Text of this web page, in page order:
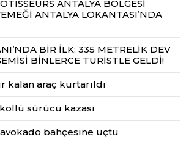
ANTALYA BÖLGESİ
ANTALYA LOKANTASI’NDA
BİR İLK: 335 METRELİK DEV
BİNLERCE TURİSTLE GELDİ!
kalan araç kurtarıldı
sürücü kazası
avokado bahçesine uçtu